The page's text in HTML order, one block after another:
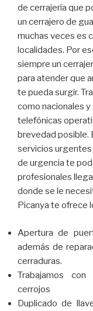
de cerrajería que
un cerrajero de
muchas veces es
localidades. Por
siempre un
para atender que
te pueda surgir.
como nacionales
telefónicas
brevedad posible.
servicios urgentes
de urgencia te
profesionales
donde se le
Picanya te ofrece
Apertura de
además de
cerraduras.
Trabajamos
cerrojos
Duplicado de